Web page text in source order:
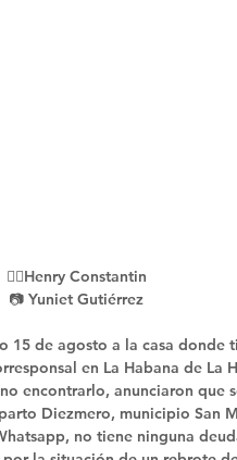
✍🏻Henry Constantin
📷 Yuniet Gutiérrez
15 de agosto a la casa donde
en La Habana de La
encontrarlo, anunciaron que
Diezmero, municipio San
no tiene ninguna